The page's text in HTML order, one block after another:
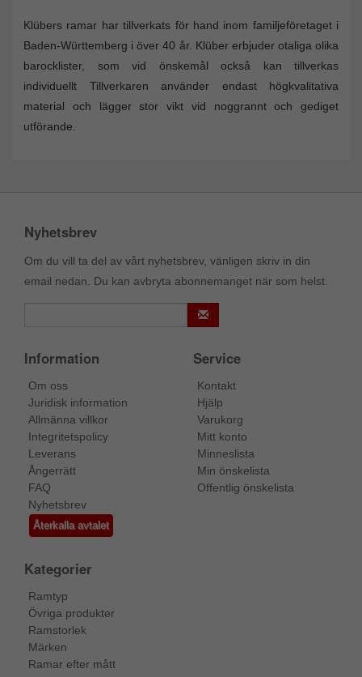
Klübers ramar har tillverkats för hand inom familjeföretaget i
Baden-Württemberg i över 40 år. Klüber erbjuder otaliga olika
barocklister, som vid önskemål också kan tillverkas
individuellt Tillverkaren använder endast högkvalitativa
material och lägger stor vikt vid noggrannt och gediget
utförande.
Nyhetsbrev
Om du vill ta del av vårt nyhetsbrev, vänligen skriv in din
email nedan. Du kan avbryta abonnemanget när som helst.
Information
Om oss
Juridisk information
Allmänna villkor
Integritetspolicy
Leverans
Ångerrätt
FAQ
Nyhetsbrev
Återkalla avtalet
Service
Kontakt
Hjälp
Varukorg
Mitt konto
Minneslista
Min önskelista
Offentlig önskelista
Kategorier
Ramtyp
Övriga produkter
Ramstorlek
Märken
Ramar efter mått